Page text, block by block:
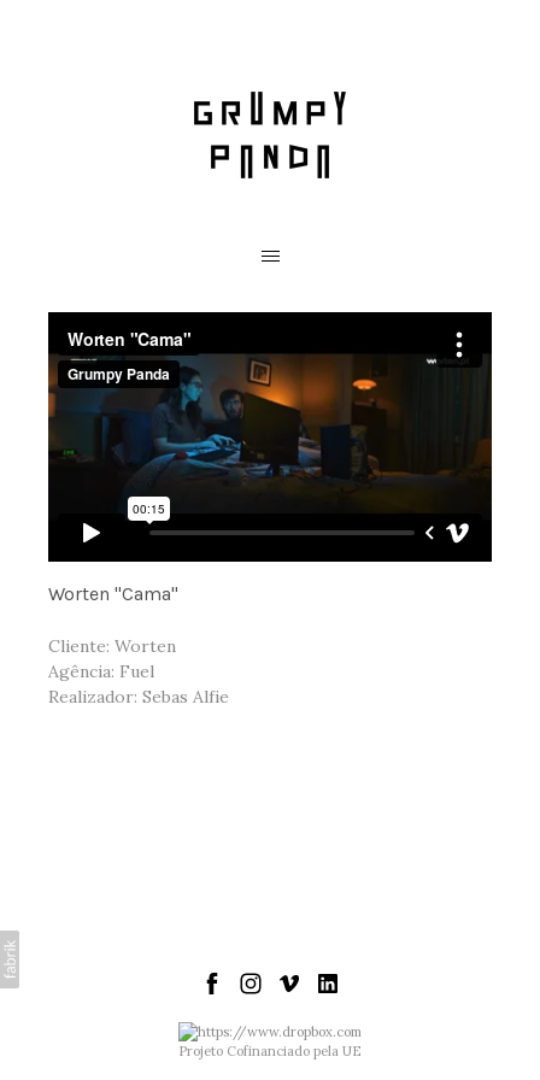
Worten "Cama"
Cliente: Worten
Agência: Fuel
Realizador: Sebas Alfie
Projeto Cofinanciado pela UE